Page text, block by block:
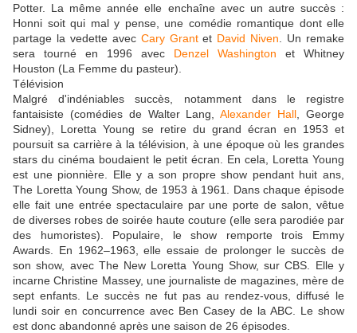
Potter. La même année elle enchaîne avec un autre succès :
Honni soit qui mal y pense, une comédie romantique dont elle
partage la vedette avec Cary Grantet David Niven . Un remake
sera tourné en 1996 avec Denzel Washington et Whitney
Houston (La Femme du pasteur).
Télévision
Malgré d'indéniables succès, notamment dans le registre
fantaisiste (comédies de Walter Lang,Alexander Hall , George
Sidney), Loretta Young se retire du grand écran en 1953 et
poursuit sa carrière à la télévision, à une époque où les grandes
stars du cinéma boudaient le petit écran. En cela, Loretta Young
est une pionnière. Elle y a son propre show pendant huit ans,
The Loretta Young Show, de 1953 à 1961. Dans chaque épisode
elle fait une entrée spectaculaire par une porte de salon, vêtue
de diverses robes de soirée haute couture (elle sera parodiée par
des humoristes). Populaire, le show remporte trois Emmy
Awards. En 1962–1963, elle essaie de prolonger le succès de
son show, avec The New Loretta Young Show, sur CBS. Elle y
incarne Christine Massey, une journaliste de magazines, mère de
sept enfants. Le succès ne fut pas au rendez-vous, diffusé le
lundi soir en concurrence avec Ben Casey de la ABC. Le show
est donc abandonné après une saison de 26 épisodes.